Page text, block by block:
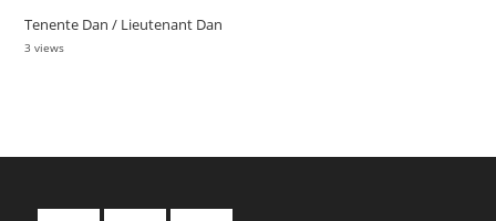
Tenente Dan / Lieutenant Dan
3 views